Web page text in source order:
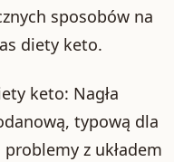
sposobów na
diety keto.
keto: Nagła
typową dla
z układem